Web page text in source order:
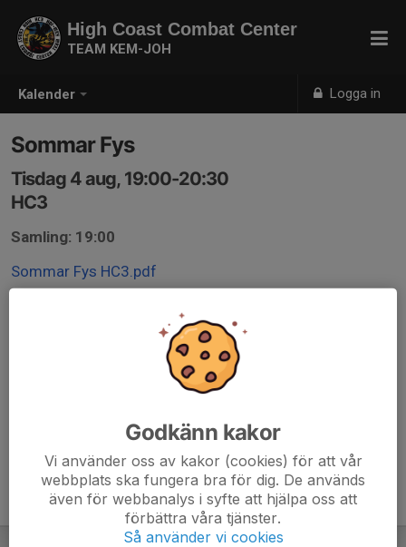
Kalender Logga in
High Coast Combat Center
TEAM KEM-JOH
Sommar Fys
Tisdag 4 aug, 19:00-20:30
HC3
Samling: 19:00
Sommar Fys HC3.pdf
Godkänn kakor
Vi använder oss av kakor (cookies) för att vår
webbplats ska fungera bra för dig. De används
även för webbanalys i syfte att hjälpa oss att
förbättra våra tjänster.
Så använder vi cookies